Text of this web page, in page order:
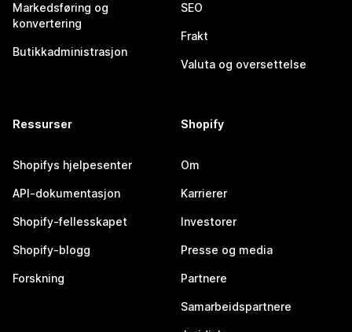
Markedsføring og
konvertering
Butikkadministrasjon
SEO
Frakt
Valuta og oversettelse
Ressurser
Shopifys hjelpesenter
API-dokumentasjon
Shopify-fellesskapet
Shopify-blogg
Forskning
Shopify
Om
Karrierer
Investorer
Presse og media
Partnere
Samarbeidspartnere